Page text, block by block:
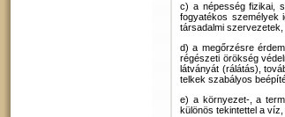
c) a népesség fizikai,
fogyatékos személyek
társadalmi szervezetek,
d) a megőrzésre
régészeti örökség
látványát (rálátás),
telkek szabályos
e) a környezet-, a
különös tekintettel a